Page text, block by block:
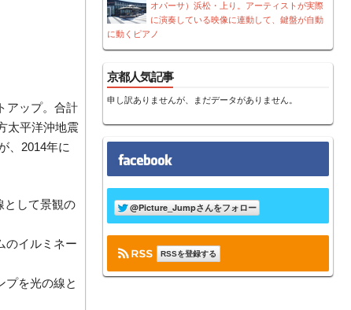
アップ。合計
太平洋沖地震
、2014年に
のイルミネー
プを光の線と
オパーサ）浜松・上り。アーティストが実際
に演奏している映像に連動して、鍵盤が自動
に動くピアノ
京都人気記事
申し訳ありませんが、まだデータがありません。
RSSを登録する